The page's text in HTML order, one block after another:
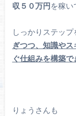
収５０万円を稼い
しっかりステップ
ぎつつ、知識や
ぐ仕組みを構築で
りょうさんも